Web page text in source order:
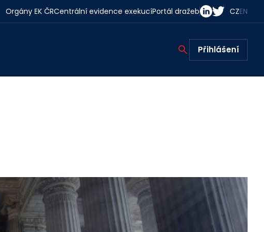
Orgány EK ČRCentrální evidence exekucíPortál dražeb CZEN
Přihlášení